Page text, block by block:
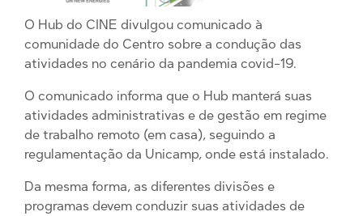
O Hub do CINE divulgou comunicado à
comunidade do Centro sobre a condução das
atividades no cenário da pandemia covid-19.
O comunicado informa que o Hub manterá suas
atividades administrativas e de gestão em regime
de trabalho remoto (em casa), seguindo a
regulamentação da Unicamp, onde está instalado.
Da mesma forma, as diferentes divisões e
programas devem conduzir suas atividades de